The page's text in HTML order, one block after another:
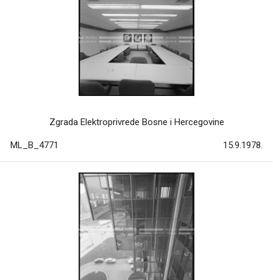
Zgrada Elektroprivrede Bosne i Hercegovine
ML_B_4771 15.9.1978.